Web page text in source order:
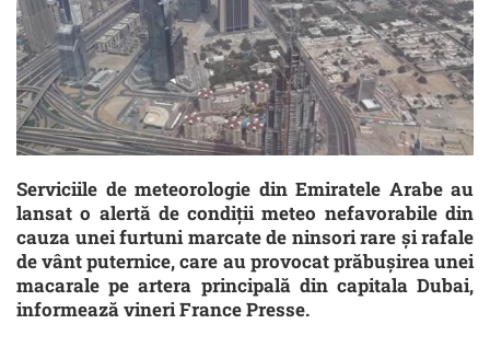
Serviciile de meteorologie din Emiratele Arabe au
lansat o alertă de condiții meteo nefavorabile din
cauza unei furtuni marcate de ninsori rare și rafale
de vânt puternice, care au provocat prăbușirea unei
macarale pe artera principală din capitala Dubai,
informează vineri France Presse.